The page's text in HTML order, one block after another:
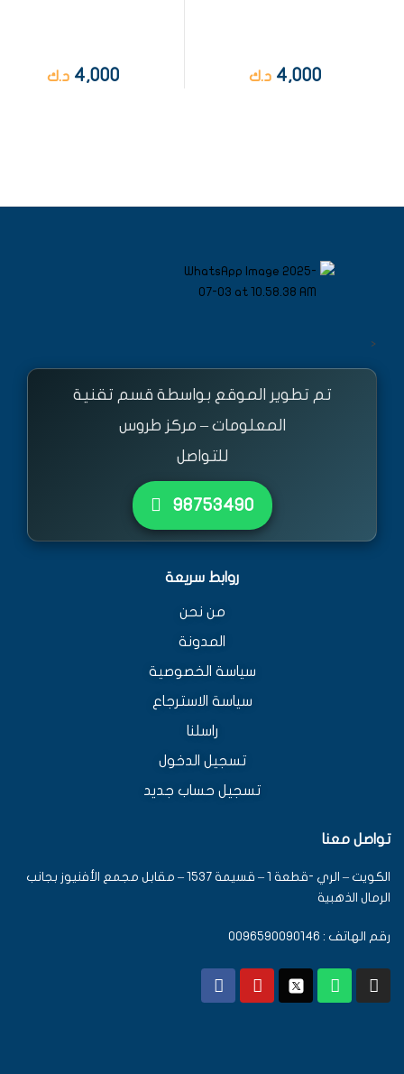
4,000 د.ك 4,000 د.ك
<
تم تطوير الموقع بواسطة قسم تقنية
المعلومات – مركز طروس
للتواصل
٩٨٧٥٣٤٩٠
روابط سريعة
من نحن
المدونة
سياسة الخصوصية
سياسة الاسترجاع
راسلنا
تسجيل الدخول
تسجيل حساب جديد
تواصل معنا
الكويت – الري -قطعة 1 – قسيمة 1537 – مقابل مجمع الأفنيوز بجانب
الرمال الذهبية
رقم الهاتف : 0096590090146